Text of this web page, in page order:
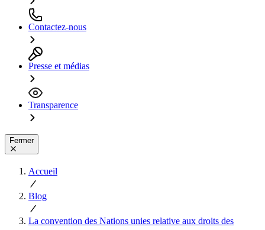
Contactez-nous
Presse et médias
Transparence
Fermer
Accueil
Blog
La convention des Nations unies relative aux droits des